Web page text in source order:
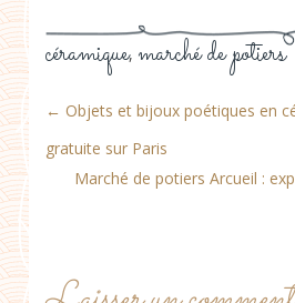
céramique, marché de potiers
← Objets et bijoux poétiques en
gratuite sur Paris
Marché de potiers Arcueil :